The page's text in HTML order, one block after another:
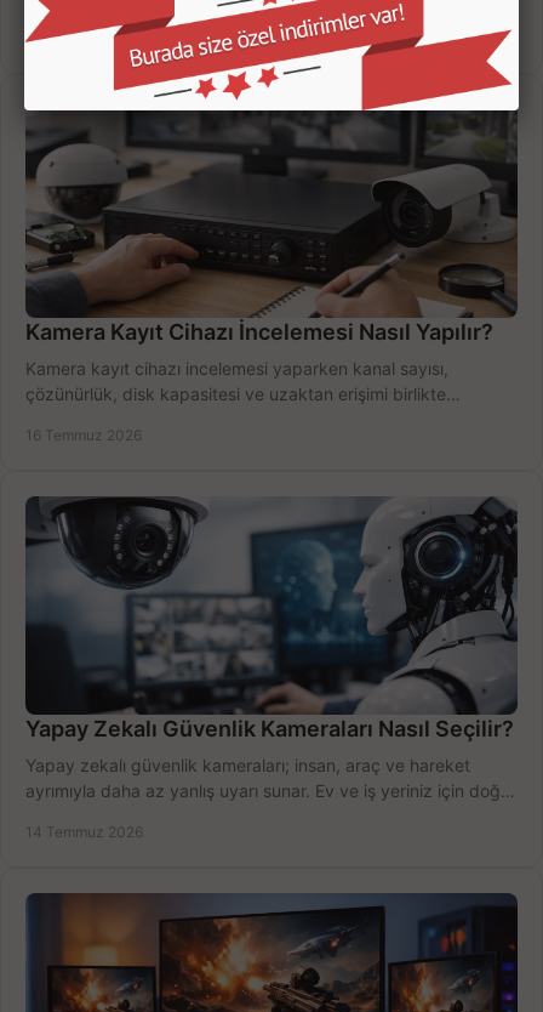
doğru sistemi hemen seçin.
18 Temmuz 2026
Kamera Kayıt Cihazı İncelemesi Nasıl Yapılır?
Kamera kayıt cihazı incelemesi yaparken kanal sayısı,
çözünürlük, disk kapasitesi ve uzaktan erişimi birlikte
16 Temmuz 2026
Yapay Zekalı Güvenlik Kameraları Nasıl Seçilir?
Yapay zekalı güvenlik kameraları; insan, araç ve hareket
ayrımıyla daha az yanlış uyarı sunar. Ev ve iş yeriniz için doğru
14 Temmuz 2026